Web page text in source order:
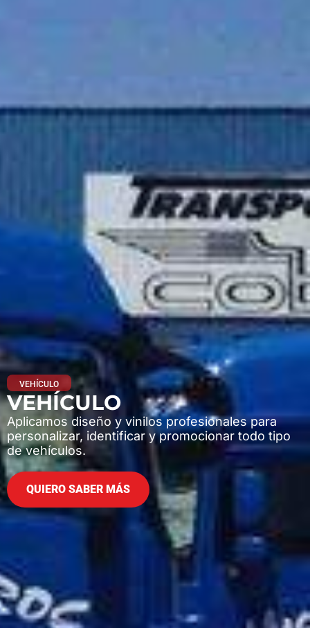
VEHÍCULO
VEHÍCULO
Aplicamos diseño y vinilos profesionales para
personalizar, identificar y promocionar todo tipo
de vehículos.
QUIERO SABER MÁS